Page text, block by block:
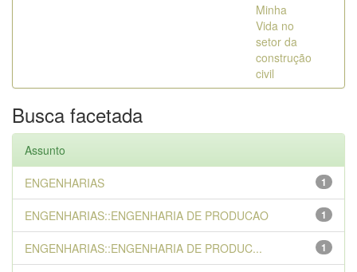
Minha
Vida no
setor da
construção
civil
Busca facetada
Assunto
1
ENGENHARIAS
1
ENGENHARIAS::ENGENHARIA DE PRODUCAO
1
ENGENHARIAS::ENGENHARIA DE PRODUC...